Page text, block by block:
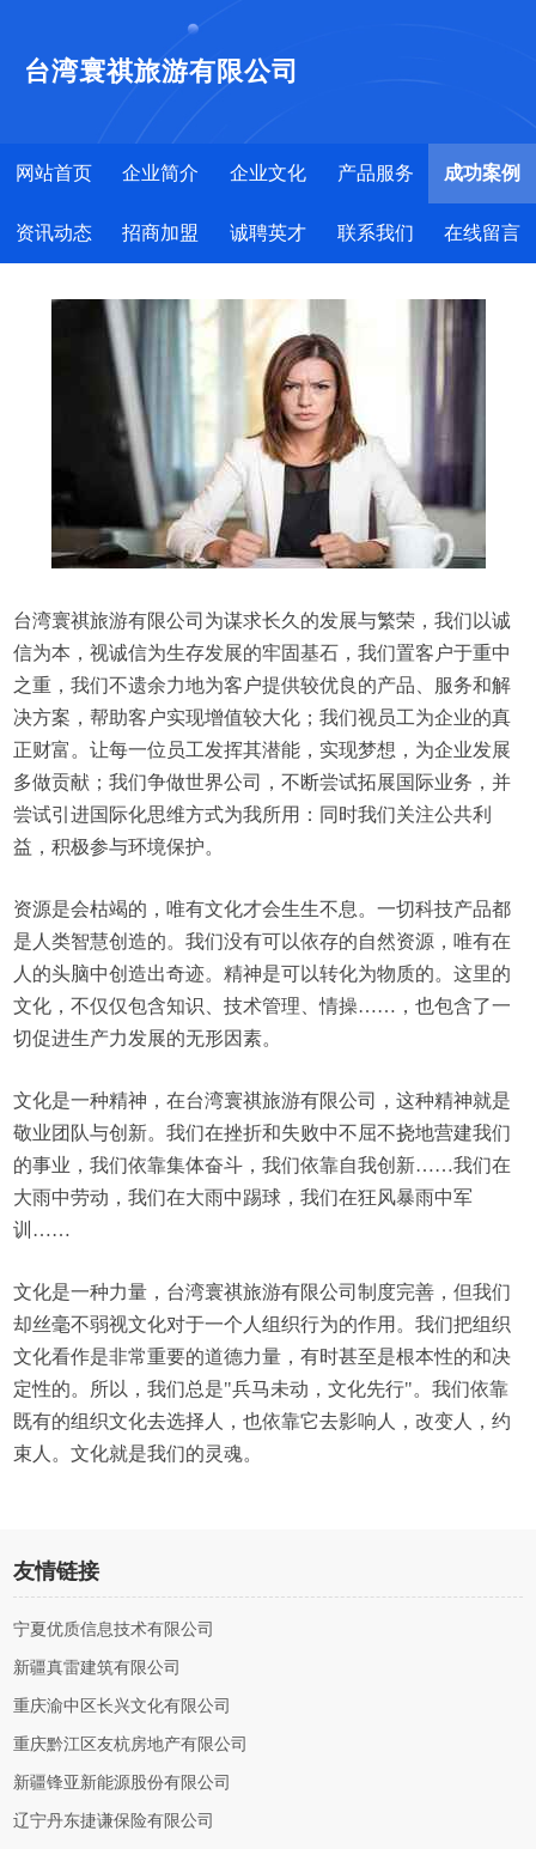
台湾寰祺旅游有限公司
网站首页 企业简介 企业文化 产品服务 成功案例
资讯动态 招商加盟 诚聘英才 联系我们 在线留言
台湾寰祺旅游有限公司为谋求长久的发展与繁荣，我们以诚
信为本，视诚信为生存发展的牢固基石，我们置客户于重中
之重，我们不遗余力地为客户提供较优良的产品、服务和解
决方案，帮助客户实现增值较大化；我们视员工为企业的真
正财富。让每一位员工发挥其潜能，实现梦想，为企业发展
多做贡献；我们争做世界公司，不断尝试拓展国际业务，并
尝试引进国际化思维方式为我所用：同时我们关注公共利
益，积极参与环境保护。
资源是会枯竭的，唯有文化才会生生不息。一切科技产品都
是人类智慧创造的。我们没有可以依存的自然资源，唯有在
人的头脑中创造出奇迹。精神是可以转化为物质的。这里的
文化，不仅仅包含知识、技术管理、情操……，也包含了一
切促进生产力发展的无形因素。
文化是一种精神，在台湾寰祺旅游有限公司，这种精神就是
敬业团队与创新。我们在挫折和失败中不屈不挠地营建我们
的事业，我们依靠集体奋斗，我们依靠自我创新……我们在
大雨中劳动，我们在大雨中踢球，我们在狂风暴雨中军
训……
文化是一种力量，台湾寰祺旅游有限公司制度完善，但我们
却丝毫不弱视文化对于一个人组织行为的作用。我们把组织
文化看作是非常重要的道德力量，有时甚至是根本性的和决
定性的。所以，我们总是"兵马未动，文化先行"。我们依靠
既有的组织文化去选择人，也依靠它去影响人，改变人，约
束人。文化就是我们的灵魂。
友情链接
宁夏优质信息技术有限公司
新疆真雷建筑有限公司
重庆渝中区长兴文化有限公司
重庆黔江区友杭房地产有限公司
新疆锋亚新能源股份有限公司
辽宁丹东捷谦保险有限公司